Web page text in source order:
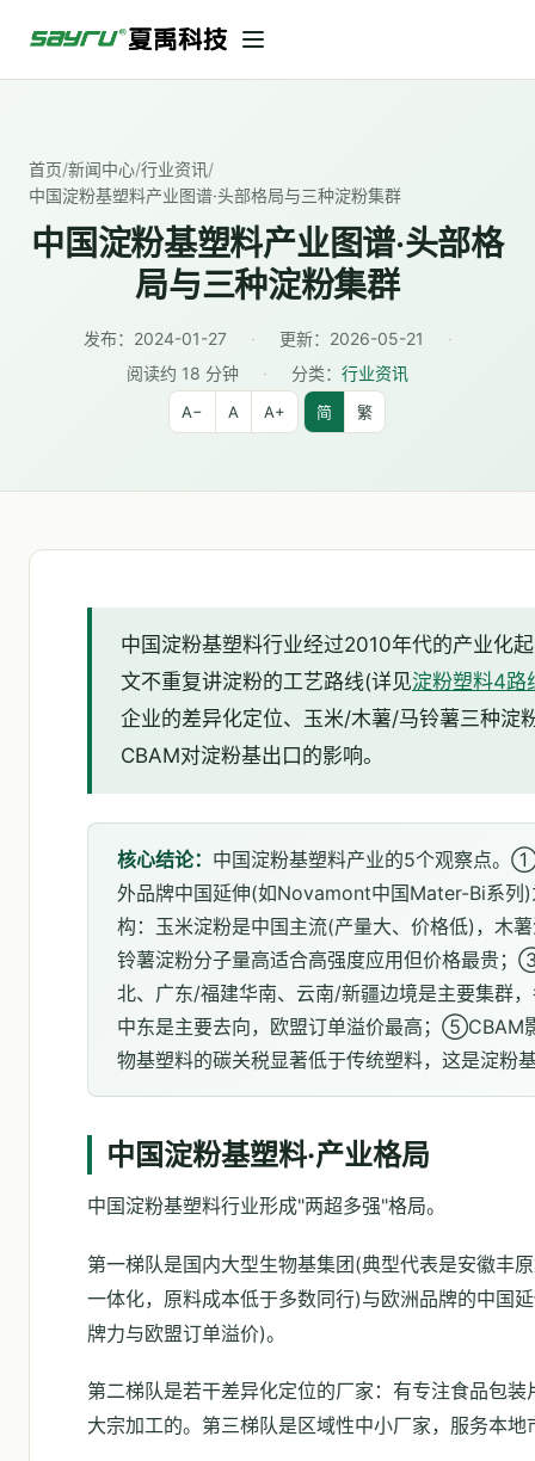
首页/新闻中心/行业资讯/
中国淀粉基塑料产业图谱·头部格局与三种淀粉集群
中国淀粉基塑料产业图谱·头部格
局与三种淀粉集群
发布： 2024-01-27 · 更新： 2026-05-21
·
阅读约 18 分钟
· 分类： 行业资讯
A− A A+ 简 繁
中国淀粉基塑料行业经过2010年代的产业化
文不重复讲淀粉的工艺路线(详见淀粉塑料4路
企业的差异化定位、玉米/木薯/马铃薯三种淀
CBAM对淀粉基出口的影响。
核心结论： 中国淀粉基塑料产业的5个观察点。
外品牌中国延伸(如Novamont中国Mater-Bi系
构：玉米淀粉是中国主流(产量大、价格低)，木
铃薯淀粉分子量高适合高强度应用但价格最贵
北、广东/福建华南、云南/新疆边境是主要集群
中东是主要去向，欧盟订单溢价最高；⑤CBAM
物基塑料的碳关税显著低于传统塑料，这是淀粉
中国淀粉基塑料·产业格局
中国淀粉基塑料行业形成"两超多强"格局。
第一梯队是国内大型生物基集团(典型代表是安徽
一体化，原料成本低于多数同行)与欧洲品牌的中国
牌力与欧盟订单溢价)。
第二梯队是若干差异化定位的厂家：有专注食品包
大宗加工的。第三梯队是区域性中小厂家，服务本地